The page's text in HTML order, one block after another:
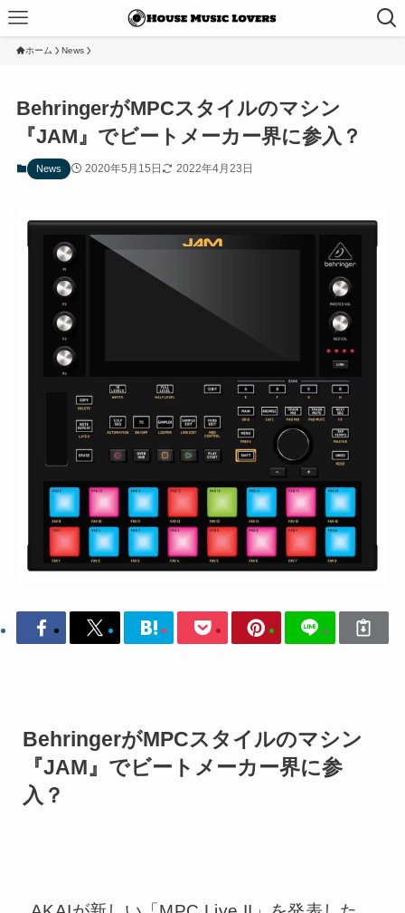
ホーム News
BehringerがMPCスタイルのマシン
『JAM』でビートメーカー界に参入？
News 2020年5月15日 2022年4月23日
BehringerがMPCスタイルのマシン
『JAM』でビートメーカー界に参
入？